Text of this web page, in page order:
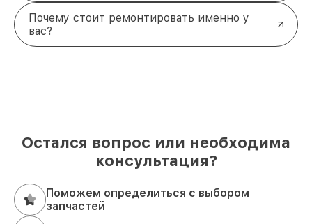
Почему стоит ремонтировать именно у
вас?
Остался вопрос или необходима
консультация?
Поможем определиться с выбором
запчастей